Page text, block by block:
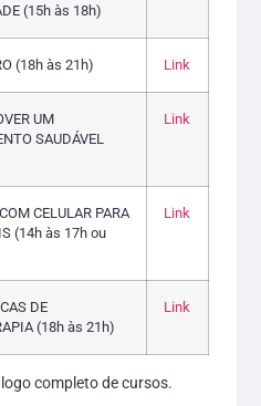
(15h às 18h)
(18h às 21h) Link
UM
SAUDÁVEL
Link
CELULAR PARA
(14h às 17h ou
Link
DE
(18h às 21h)
Link
completo de cursos.